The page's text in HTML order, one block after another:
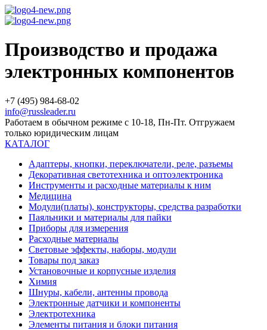
Производство и продажа
электронных компонентов
+7 (495) 984-68-02
info@russleader.ru
Работаем в обычном режиме с 10-18, Пн-Пт. Отгружаем
только юридическим лицам
КАТАЛОГ
Адаптеры, кнопки, переключатели, реле, разъемы
Декоративная светотехника и оптоэлектроника
Инструменты и расходные материалы к ним
Медицина
Модули(платы), конструкторы, средства разработки
Паяльники и материалы для пайки
Приборы для измерения
Расходные материалы
Световые эффекты, наборы, модули
Товары под заказ
Установочные и корпусные изделия
Химия
Шнуры, кабели, антенны провода
Электронные датчики и компоненты
Электротехника
Элементы питания и блоки питания